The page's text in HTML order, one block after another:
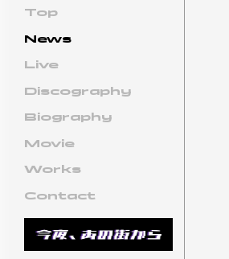
Top
News
Live
Discography
Biography
Movie
Works
Contact